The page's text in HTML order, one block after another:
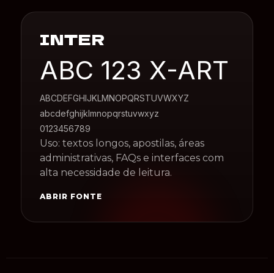
INTER
ABC 123 X-ART
ABCDEFGHIJKLMNOPQRSTUVWXYZ
abcdefghijklmnopqrstuvwxyz
0123456789
Uso: textos longos, apostilas, áreas
administrativas, FAQs e interfaces com
alta necessidade de leitura.
ABRIR FONTE